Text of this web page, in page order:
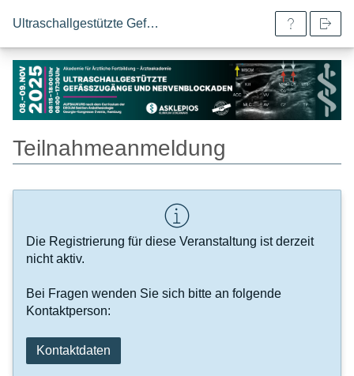
Ultraschallgestützte Gefässzugänge und Nervenblockaden | Aufbaukurs
Teilnahmeanmeldung
Die Registrierung für diese Veranstaltung ist derzeit
nicht aktiv.
Bei Fragen wenden Sie sich bitte an folgende
Kontaktperson:
Kontaktdaten